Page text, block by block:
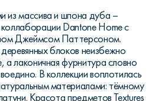
из массива и шпона дуба –
Dantone Home с
Джеймсом Паттерсоном.
блоков неизбежно
а лаконичная фурнитура словно
В коллекции воплотилась
материалами: тёмному
Красота предметов Textures